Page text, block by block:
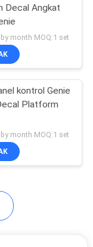
Daya
Decal Angkat
month MOQ:1 set
kontrol Genie
Platform
month MOQ:1 set